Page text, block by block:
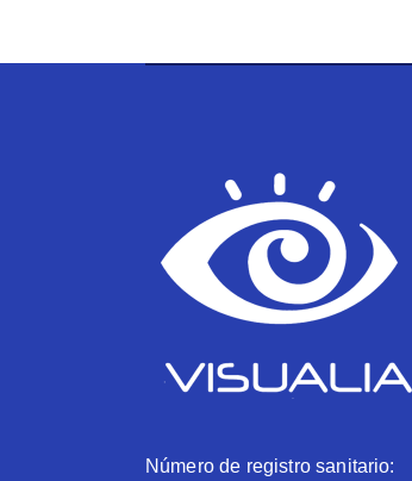
Número de registro sanitario: